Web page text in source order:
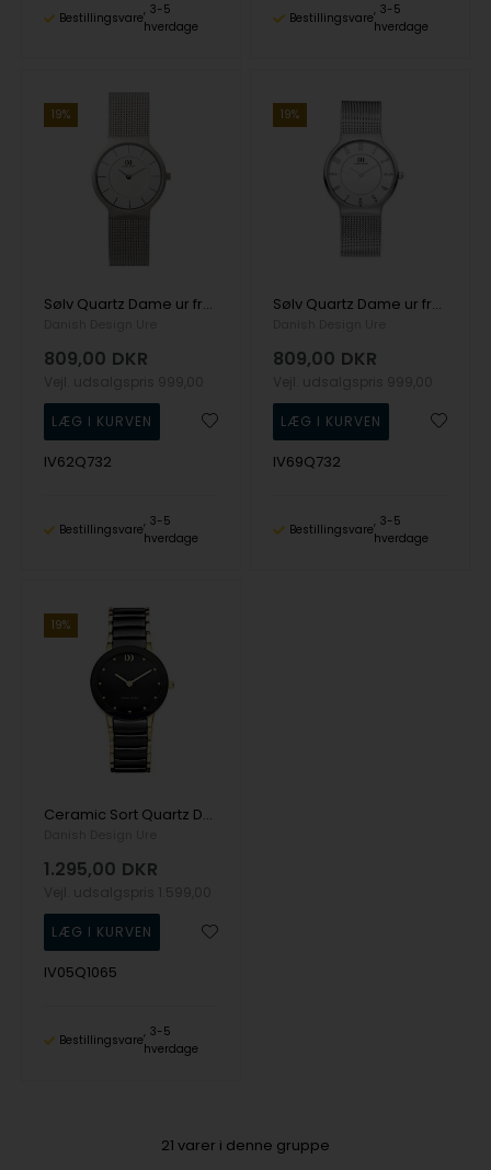
Bestillingsvare
3-5
hverdage
Bestillingsvare
3-5
hverdage
19%
Sølv Quartz Dame ur fra Danish Design, IV62Q732
809,00 DKR
IV62Q732
Bestillingsvare
3-5
hverdage
19%
Sølv Quartz Dame ur fra Danish Design, IV69Q732
809,00 DKR
IV69Q732
Bestillingsvare
3-5
hverdage
19%
Ceramic Sort Quartz Dame ur fra Danish Design, IV05Q1065
1.295,00 DKR
IV05Q1065
Bestillingsvare
3-5
hverdage
21 varer i denne gruppe